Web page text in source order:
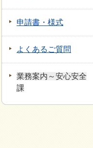
申請書・様式
よくあるご質問
業務案内～安心安全
課